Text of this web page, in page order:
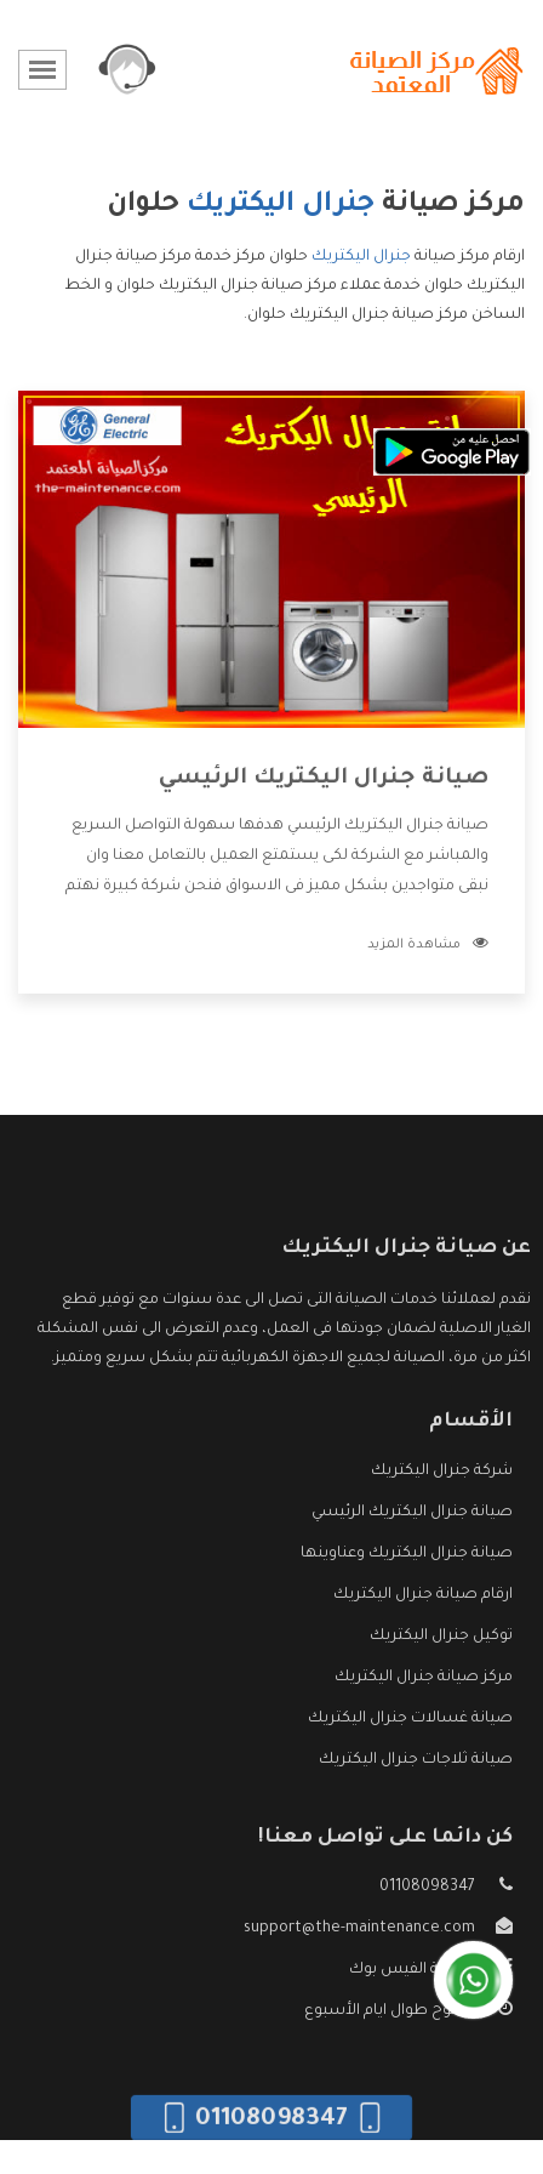
مركز صيانة جنرال اليكتريك حلوان
ارقام مركز صيانة جنرال اليكتريك حلوان مركز خدمة مركز صيانة جنرال
اليكتريك حلوان خدمة عملاء مركز صيانة جنرال اليكتريك حلوان و الخط
الساخن مركز صيانة جنرال اليكتريك حلوان.
صيانة جنرال اليكتريك الرئيسي
صيانة جنرال اليكتريك الرئيسي هدفها سهولة التواصل السريع
والمباشر مع الشركة لكى يستمتع العميل بالتعامل معنا وان
نبقى متواجدين بشكل مميز فى الاسواق فنحن شركة كبيرة نهتم
الشركة بها والتى تكون منها خدمة الصيانة التى تكون من أهم
مشاهدة المزيد
عن صيانة جنرال اليكتريك
نقدم لعملائنا خدمات الصيانة التى تصل الى عدة سنوات مع توفير قطع
الغيار الاصلية لضمان جودتها فى العمل، وعدم التعرض الى نفس المشكلة
اكثر من مرة، الصيانة لجميع الاجهزة الكهربائية تتم بشكل سريع ومتميز.
الأقسام
شركة جنرال اليكتريك
صيانة جنرال اليكتريك الرئيسي
صيانة جنرال اليكتريك وعناوينها
ارقام صيانة جنرال اليكتريك
توكيل جنرال اليكتريك
مركز صيانة جنرال اليكتريك
صيانة غسالات جنرال اليكتريك
صيانة ثلاجات جنرال اليكتريك
كن دائما على تواصل معنا!
01108098347
support@the-maintenance.com
صفحة الفيس بوك
مفتوح طوال ايام الأسبوع
01108098347